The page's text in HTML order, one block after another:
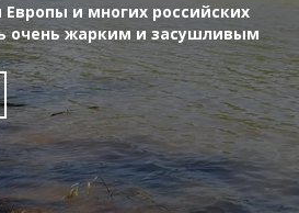
Европы и многих российских
очень жарким и засушливым